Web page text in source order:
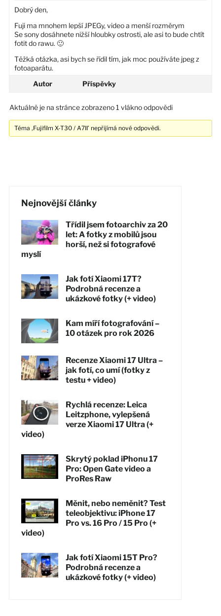
Dobrý den,
Fuji ma mnohem lepší JPEGy, video a menší rozměrym
Se sony dosáhnete nižší hloubky ostrosti, ale asi to bude chtít
fotit do rawu. 🙂
Těžká otázka, asi bych se řídil tím, jak moc používáte jpeg z
fotoaparátu.
Autor
Příspěvky
Aktuálně je na stránce zobrazeno 1 vlákno odpovědi
Téma ‚Fujifilm X-T30 / A7II’ nepřijímá nové odpovědi.
Nejnovější články
Třídil jsem fotoarchiv za 20
let: A fotky z mobilů jsou
horší, než si fotografové
myslí
Jak fotí Xiaomi 17T?
Podrobná recenze a
ukázkové fotky (+ video)
Kam míří fotografování –
10 otázek pro rok 2026
Recenze Xiaomi 17 Ultra –
jak fotí, co umí (fotky z
testu + video)
Rychlá recenze: Leica
Leitzphone, vylepšená
verze Xiaomi 17 Ultra (+
video)
Skrytý poklad iPhonu 17
Pro: Open Gate video a
ProRes Raw
Měnit, nebo neměnit? Test
teleobjektivu: iPhone 17
Pro vs. 16 Pro / 15 Pro (+
video)
Jak fotí Xiaomi 15T Pro?
Podrobná recenze a
ukázkové fotky (+ video)